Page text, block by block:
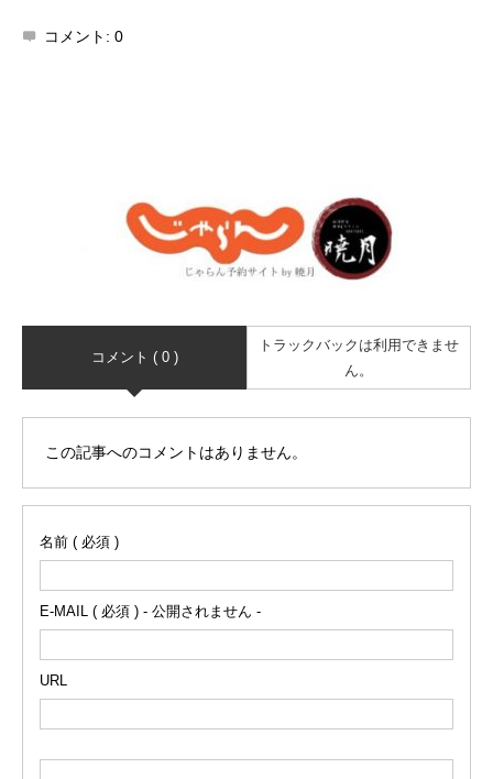
コメント: 0
コメント ( 0 )
トラックバックは利用できませ
ん。
この記事へのコメントはありません。
名前 ( 必須 )
E-MAIL ( 必須 ) - 公開されません -
URL